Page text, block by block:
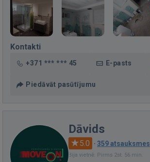
Kontakti
+371 *** *** 45 E-pasts
Piedāvāt pasūtījumu
Dāvids
5.0 · 359 atsauksmes
Bija vietnē: Pirms 2st. 56 min.